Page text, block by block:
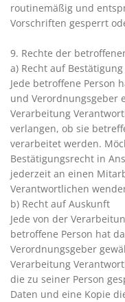
routinemäßig und
Vorschriften gesperrt
9. Rechte der
a) Recht auf Bestätigung
Jede betroffene Person
und Verordnungsgeber
Verarbeitung
verlangen, ob sie
verarbeitet werden.
Bestätigungsrecht in
jederzeit an einen
Verantwortlichen
b) Recht auf Auskunft
Jede von der
betroffene Person hat
Verordnungsgeber
Verarbeitung
die zu seiner Person
Daten und eine Kopie